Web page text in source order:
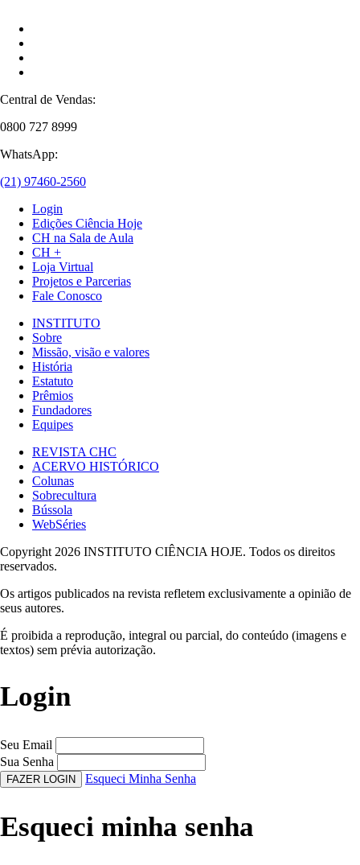
Central de Vendas:
0800 727 8999
WhatsApp:
(21) 97460-2560
Login
Edições Ciência Hoje
CH na Sala de Aula
CH +
Loja Virtual
Projetos e Parcerias
Fale Conosco
INSTITUTO
Sobre
Missão, visão e valores
História
Estatuto
Prêmios
Fundadores
Equipes
REVISTA CHC
ACERVO HISTÓRICO
Colunas
Sobrecultura
Bússola
WebSéries
Copyright 2026 INSTITUTO CIÊNCIA HOJE. Todos os direitos
reservados.
Os artigos publicados na revista refletem exclusivamente a opinião de
seus autores.
É proibida a reprodução, integral ou parcial, do conteúdo (imagens e
textos) sem prévia autorização.
Login
Seu Email
Sua Senha
FAZER LOGIN Esqueci Minha Senha
Esqueci minha senha